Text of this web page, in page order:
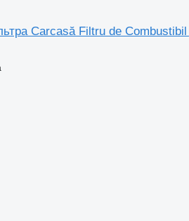
Carcasă Filtru de